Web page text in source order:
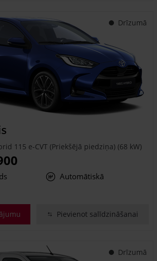
Drīzumā
115 e-CVT (Priekšējā piedziņa) (68 kW)
Automātiskā
Pievienot salīdzināšanai
Drīzumā